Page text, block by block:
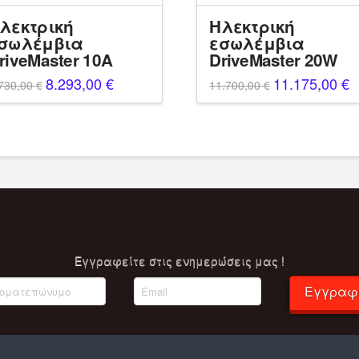
10A
€ Original
price
was:
8.293,00€Η
τρέχουσα
τιμή
Ηλεκτρική
εσωλέμβια
DriveMaster 20W
11.700,00€ Original
price
was:
11.175,00€Η
Eγγραφείτε στις ενημερώσεις μας !